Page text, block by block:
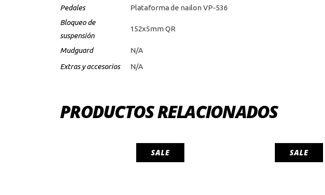
Pedales
Plataforma de nailon VP-536
Bloqueo de
suspensión
152x5mm QR
Mudguard
N/A
Extras y accesorios
N/A
PRODUCTOS RELACIONADOS
SALE SALE